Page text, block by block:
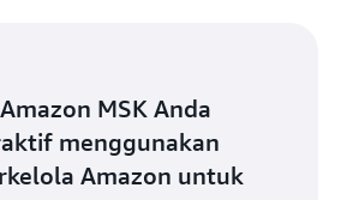
MSK Anda
menggunakan
Amazon untuk